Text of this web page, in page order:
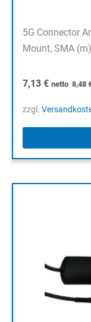
5G Connector
Mount, SMA
7,13 € netto 8,48
zzgl.